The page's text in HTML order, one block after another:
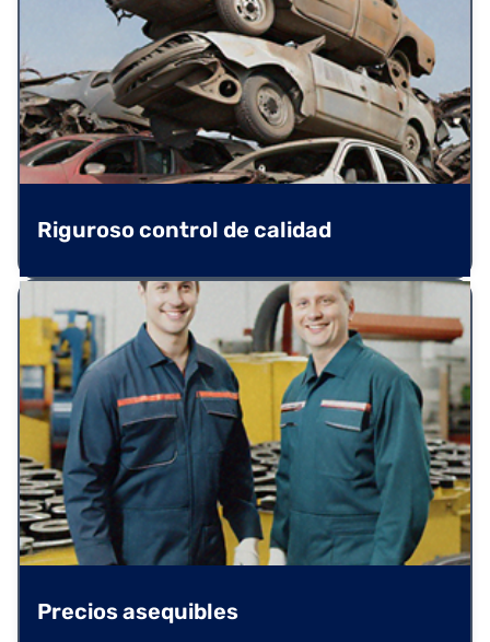
Riguroso control de calidad
Precios asequibles